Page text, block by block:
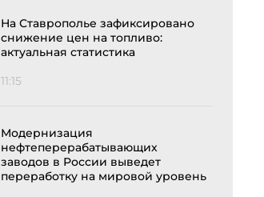
На Ставрополье зафиксировано
снижение цен на топливо:
актуальная статистика
11:15
Модернизация
нефтеперерабатывающих
заводов в России выведет
переработку на мировой уровень